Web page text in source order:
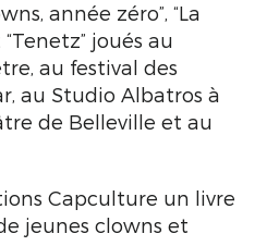
année zéro”, “La
joués au
au festival des
au Studio Albatros à
de Belleville et au
Capculture un livre
jeunes clowns et